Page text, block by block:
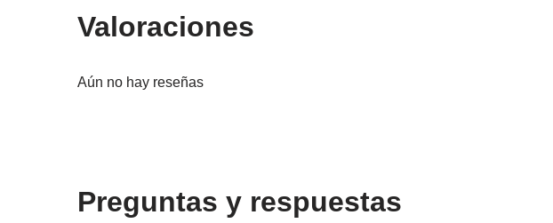
Valoraciones
Aún no hay reseñas
Preguntas y respuestas